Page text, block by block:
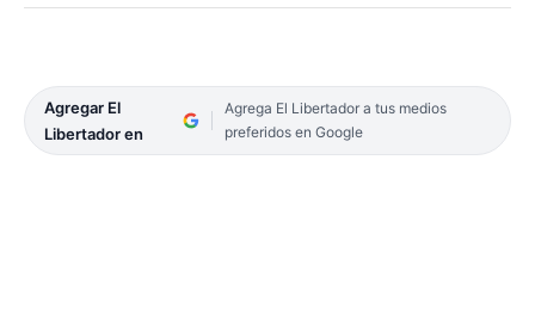
Agregar El
Libertador en
Agrega El Libertador a tus medios
preferidos en Google